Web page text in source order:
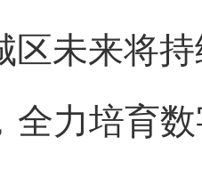
区未来将
全力培育